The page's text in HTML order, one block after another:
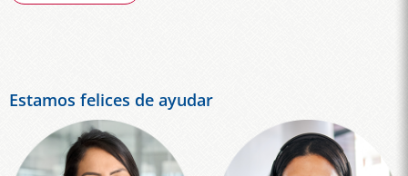
Estamos felices de ayudar